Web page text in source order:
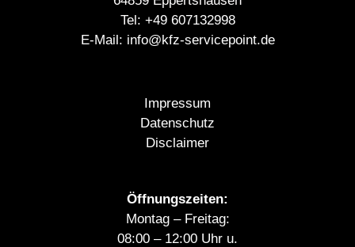
Tel: +49 607132998
E-Mail: info@kfz-servicepoint.de
Impressum
Datenschutz
Disclaimer
Öffnungszeiten:
Montag – Freitag:
08:00 – 12:00 Uhr u.